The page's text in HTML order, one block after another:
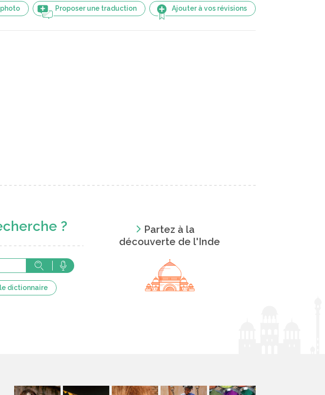
Proposer une traduction Ajouter à vos révisions
?
dictionnaire
Partez à la
découverte de l'Inde